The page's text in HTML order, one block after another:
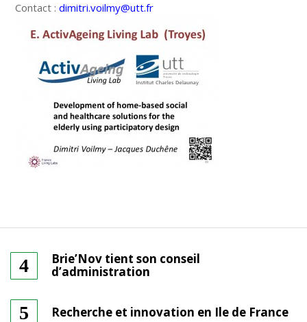
Contact :dimitri.voilmy@utt.fr
Brie’Nov tient son conseil
d’administration
Recherche et innovation en Ile de France